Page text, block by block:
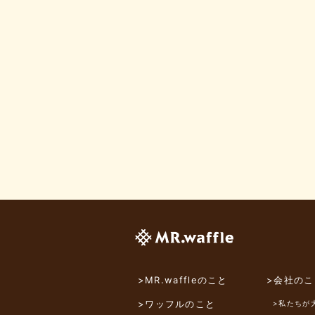
>MR.waffleのこと
>ワッフルのこと
>会社の
>私たちが